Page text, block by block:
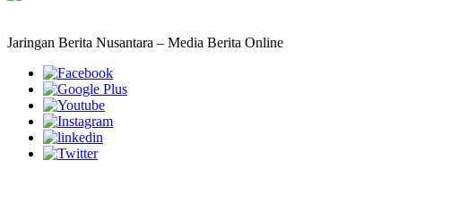
Jaringan Berita Nusantara – Media Berita Online